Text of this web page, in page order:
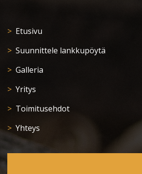
Etusivu
Suunnittele lankkupöytä
Galleria
Yritys
Toimitusehdot
Yhteys